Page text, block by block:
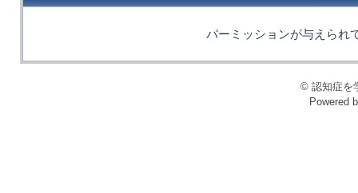
パーミッションが与えられ
© 認知症を
Powered